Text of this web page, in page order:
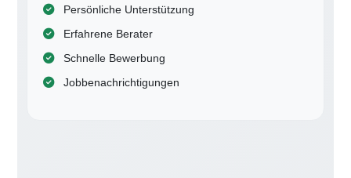
Persönliche Unterstützung
Erfahrene Berater
Schnelle Bewerbung
Jobbenachrichtigungen